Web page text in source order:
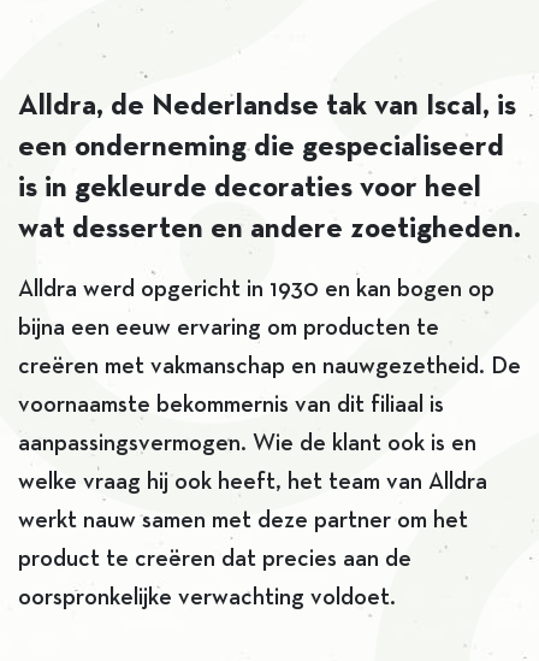
Alldra, de Nederlandse tak van Iscal, is
een onderneming die gespecialiseerd
is in gekleurde decoraties voor heel
wat desserten en andere zoetigheden.
Alldra werd opgericht in 1930 en kan bogen op
bijna een eeuw ervaring om producten te
creëren met vakmanschap en nauwgezetheid. De
voornaamste bekommernis van dit filiaal is
aanpassingsvermogen. Wie de klant ook is en
welke vraag hij ook heeft, het team van Alldra
werkt nauw samen met deze partner om het
product te creëren dat precies aan de
oorspronkelijke verwachting voldoet.